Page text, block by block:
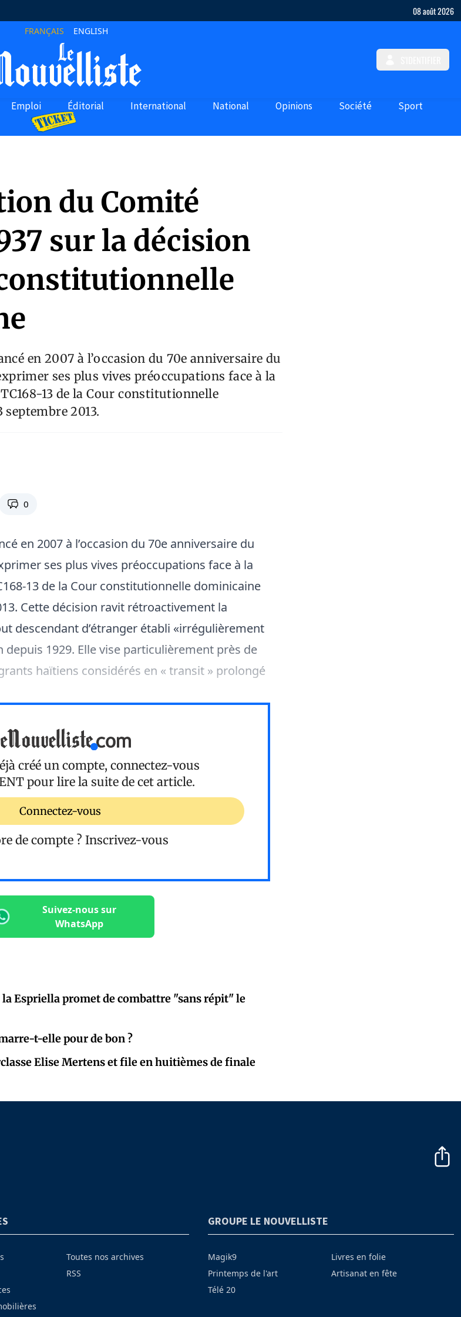
08 août 2026
FRANÇAIS ENGLISH
Emploi Éditorial International National Opinions Société Sport
du Comité
sur la décision
en 2007 à l’occasion du 70e anniversaire du
ses plus vives préoccupations face à la
13 de la Cour constitutionnelle
2013.
0
en 2007 à l’occasion du 70e anniversaire du
ses plus vives préoccupations face à la
13 de la Cour constitutionnelle dominicaine
Cette décision ravit rétroactivement la
descendant d’étranger établi «irrégulièrement
1929. Elle vise particulièrement près de
haïtiens considérés en « transit » prolongé
créé un compte, connectez-vous
pour lire la suite de cet article.
Connectez-vous
de compte ? Inscrivez-vous
Suivez-nous sur
WhatsApp
Espriella promet de combattre "sans répit" le
t-elle pour de bon ?
Elise Mertens et file en huitièmes de finale
Toutes nos archives
RSS
GROUPE LE NOUVELLISTE
Magik9
Printemps de l'art
Télé 20
Livres en folie
Artisanat en fête